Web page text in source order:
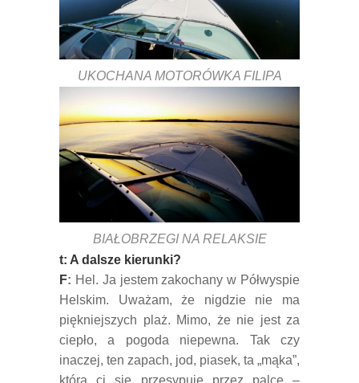
UKOCHANA MOTORÓWKA FILIPA
BIAŁOBRZEGI NA RELAKSIE
t: A dalsze kierunki?
F: Hel. Ja jestem zakochany w Półwyspie
Helskim. Uważam, że nigdzie nie ma
piękniejszych plaż. Mimo, że nie jest za
ciepło, a pogoda niepewna. Tak czy
inaczej, ten zapach, jod, piasek, ta „mąka”,